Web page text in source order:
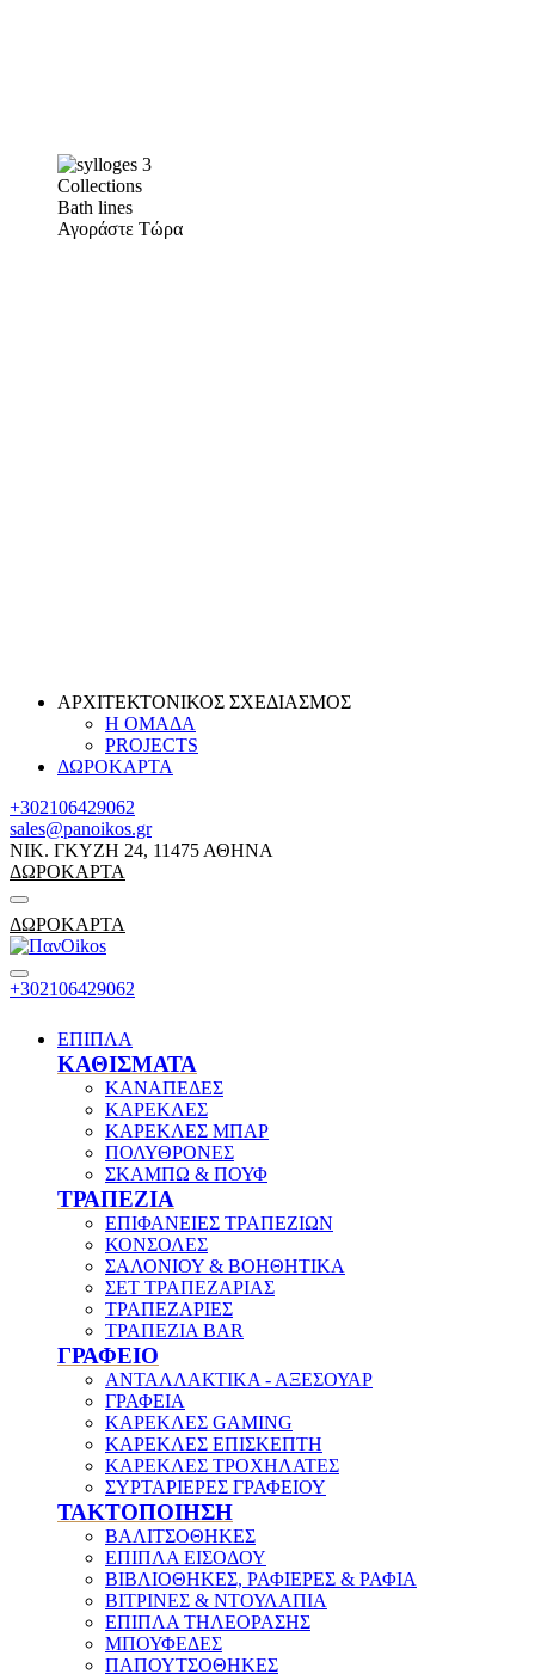
Collections
Bath lines
Αγοράστε Τώρα
ΑΡΧΙΤΕΚΤΟΝΙΚΟΣ ΣΧΕΔΙΑΣΜΟΣ
Η ΟΜΑΔΑ
PROJECTS
ΔΩΡΟΚΑΡΤΑ
+302106429062
sales@panoikos.gr
ΝΙΚ. ΓΚΥΖΗ 24, 11475 ΑΘΗΝΑ
ΔΩΡΟΚΑΡΤΑ
ΔΩΡΟΚΑΡΤΑ
+302106429062
ΕΠΙΠΛΑ
ΚΑΘΙΣΜΑΤΑ
ΚΑΝΑΠΕΔΕΣ
ΚΑΡΕΚΛΕΣ
ΚΑΡΕΚΛΕΣ ΜΠΑΡ
ΠΟΛΥΘΡΟΝΕΣ
ΣΚΑΜΠΩ & ΠΟΥΦ
ΤΡΑΠΕΖΙΑ
ΕΠΙΦΑΝΕΙΕΣ ΤΡΑΠΕΖΙΩΝ
ΚΟΝΣΟΛΕΣ
ΣΑΛΟΝΙΟΥ & ΒΟΗΘΗΤΙΚΑ
ΣΕΤ ΤΡΑΠΕΖΑΡΙΑΣ
ΤΡΑΠΕΖΑΡΙΕΣ
ΤΡΑΠΕΖΙΑ BAR
ΓΡΑΦΕΙΟ
ΑΝΤΑΛΛΑΚΤΙΚΑ - ΑΞΕΣΟΥΑΡ
ΓΡΑΦΕΙΑ
ΚΑΡΕΚΛΕΣ GAMING
ΚΑΡΕΚΛΕΣ ΕΠΙΣΚΕΠΤΗ
ΚΑΡΕΚΛΕΣ ΤΡΟΧΗΛΑΤΕΣ
ΣΥΡΤΑΡΙΕΡΕΣ ΓΡΑΦΕΙΟΥ
ΤΑΚΤΟΠΟΙΗΣΗ
ΒΑΛΙΤΣΟΘΗΚΕΣ
ΕΠΙΠΛΑ ΕΙΣΟΔΟΥ
ΒΙΒΛΙΟΘΗΚΕΣ, ΡΑΦΙΕΡΕΣ & ΡΑΦΙΑ
ΒΙΤΡΙΝΕΣ & ΝΤΟΥΛΑΠΙΑ
ΕΠΙΠΛΑ ΤΗΛΕΟΡΑΣΗΣ
ΜΠΟΥΦΕΔΕΣ
ΠΑΠΟΥΤΣΟΘΗΚΕΣ